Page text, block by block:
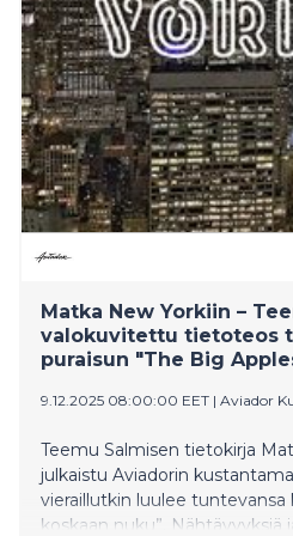
Matka New Yorkiin –
valokuvitettu tietoteos
puraisun "The Big
9.12.2025 08:00:00 EET | Aviador
Teemu Salmisen tietokirja
julkaistu Aviadorin
vieraillutkin luulee tuntevansa
koskaan nuku”. Nähtävyyksiä